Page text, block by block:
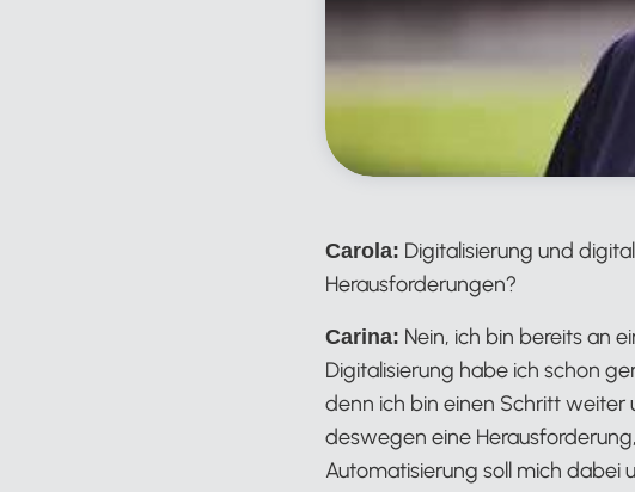
Carola: Digitalisierung und
Herausforderungen?
Carina: Nein, ich bin bereits an
Digitalisierung habe ich schon
denn ich bin einen Schritt weiter
deswegen eine
Automatisierung soll mich dabei